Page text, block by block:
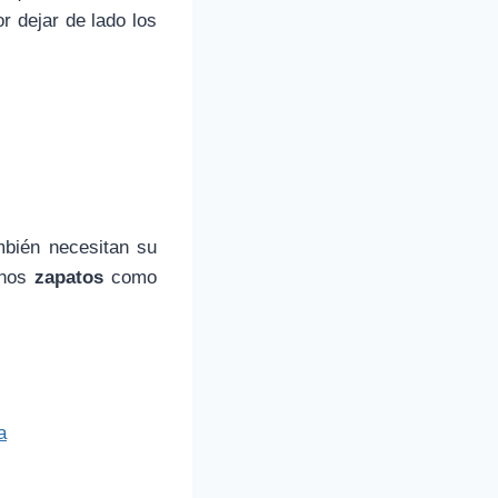
dejar de lado los
necesitan su
zapatoscomo